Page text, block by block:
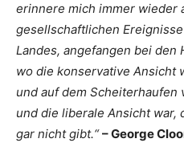
erinnere mich immer wieder
gesellschaftlichen
Landes, angefangen bei den
wo die konservative Ansicht
und auf dem
und die liberale Ansicht war,
gar nicht gibt.“ – George